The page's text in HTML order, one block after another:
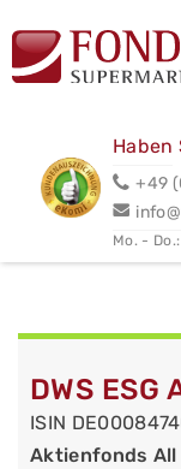
Haben
+49
Mo. -
DWS ESG
ISIN
Aktienfonds All